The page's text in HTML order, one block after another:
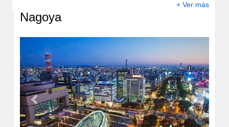
reserva, presentando su pasaporte, 20 minutos antes de
las visitas guiadas de las 10:00 o 14:00 horas). Cerca del
palacio se encuentra el Castillo Nijo, con la arquitectura
más suntuosa, que fue la residencia del shogun
Tokugawa Ieyasu durante sus escasas visitas a la ciudad.
Gion Corner, cerca de Shijo-Kawaramachi, es el lugar
ideal para descubrir el teatro y las artes tradicionales. Los
restaurantes de estilo antiguo, decorados con un gusto
exquisito, contribuyen al ambiente refinado que emana el
barrio. En el área de Higashiyama, el Templo
Sanjusangendo se distingue por las 1.001 estatuas de
madera dorada de Kannon, la diosa de la misericordia. El
+ Ver más
Nagoya
Previous Next